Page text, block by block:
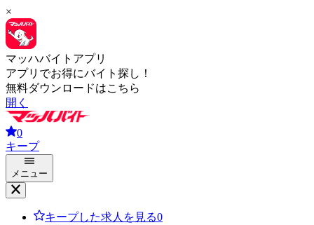
×
マッハバイトアプリ
アプリでお得にバイト探し！
無料ダウンロードはこちら
開く
0
キープ
メニュー
キープした求人を見る0